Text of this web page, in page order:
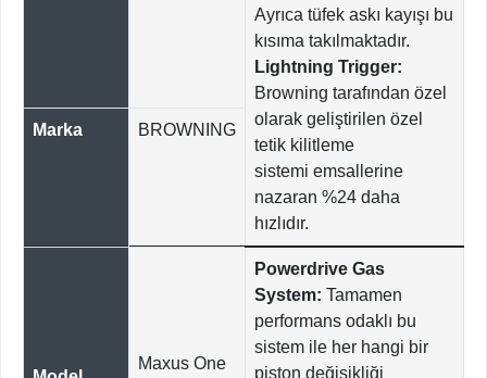
Ayrıca tüfek askı kayışı bu
kısıma takılmaktadır.
Lightning Trigger:
Browning tarafından özel
olarak geliştirilen özel
tetik kilitleme
sistemi emsallerine
nazaran %24 daha
hızlıdır.
Marka BROWNING
Maxus One
Powerdrive Gas
System: Tamamen
performans odaklı bu
sistem ile her hangi bir
piston değişikliği